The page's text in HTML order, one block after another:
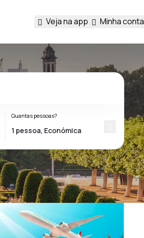
Veja na app Minha conta
Quantas pessoas?